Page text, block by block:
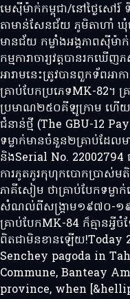
មេសុីម៉ាក់កម្ពុជា/នៅថ្ងៃសៅរ៍
តាមាន់សែនជ័យ ភូមិតាហាំ ឃុំ
មានជ័យ កម្លាំងអង្គភាពសុីម៉ា
កម្មការាចារ្យវត្តបានរកឃ
អារាមនេះត្រូវបានពួកទ័ពអ
គ្រាប់បែកប្រភេទMK-82។ គ្
ប្រមាណ២៥០គីឡូក្រាម ហេីយជ
ជំនាន់ថ្មី (The GBU-12
ទម្លាក់មានចំនួន២គ្រាប់ដែ
និងSerial No. 22002794
ការភូតភូរកុហុកបោកប្រាស់ម
ភាគីសៀម ថាគ្រាប់បែកទម្លាក់
សំណល់ពីសង្គ្រាម១៩៧០-១
គ្រាប់បែកMK-84 ក៏គ្មានអ្វី
ពិតជាមិនខានឡេីយ!Today
Senchey pagoda in
Commune, Banteay
province, when